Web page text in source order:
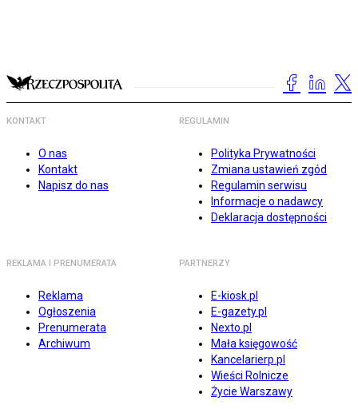
KONTAKT
O nas
Kontakt
Napisz do nas
REGULAMIN
Polityka Prywatności
Zmiana ustawień zgód
Regulamin serwisu
Informacje o nadawcy
Deklaracja dostępności
REKLAMA I PRENUMERATA
Reklama
Ogłoszenia
Prenumerata
Archiwum
PARTNERZY
E-kiosk.pl
E-gazety.pl
Nexto.pl
Mała księgowość
Kancelarierp.pl
Wieści Rolnicze
Życie Warszawy